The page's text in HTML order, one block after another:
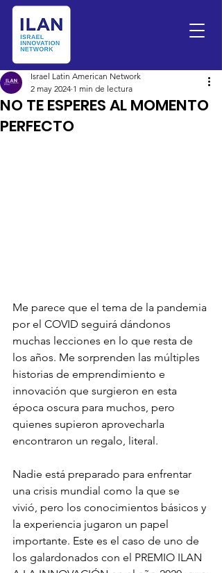
NO TE ESPERES AL MOMENTO
PERFECTO
Israel Latin American Network
2 may 2024 1 min de lectura
Me parece que el tema de la pandemia
por el COVID seguirá dándonos
muchas lecciones en lo que resta de
los años. Me sorprenden las múltiples
historias de emprendimiento e
innovación que surgieron en esta
época oscura para muchos, pero
quienes supieron aprovecharla
encontraron un regalo, literal.
Nadie está preparado para enfrentar
una crisis mundial como la que se
vivió, pero los conocimientos básicos y
la experiencia jugaron un papel
importante. Este es el caso de uno de
los galardonados con el PREMIO ILAN